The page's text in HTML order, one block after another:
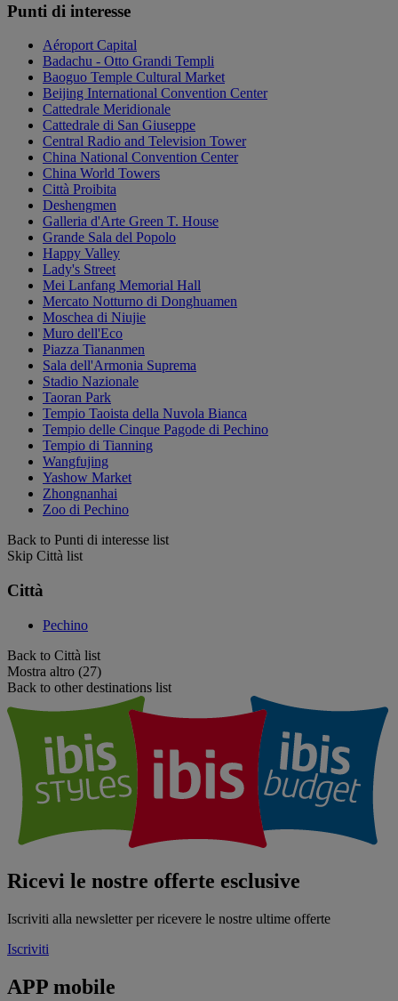
Punti di interesse
Aéroport Capital
Badachu - Otto Grandi Templi
Baoguo Temple Cultural Market
Beijing International Convention Center
Cattedrale Meridionale
Cattedrale di San Giuseppe
Central Radio and Television Tower
China National Convention Center
China World Towers
Città Proibita
Deshengmen
Galleria d'Arte Green T. House
Grande Sala del Popolo
Happy Valley
Lady's Street
Mei Lanfang Memorial Hall
Mercato Notturno di Donghuamen
Moschea di Niujie
Muro dell'Eco
Piazza Tiananmen
Sala dell'Armonia Suprema
Stadio Nazionale
Taoran Park
Tempio Taoista della Nuvola Bianca
Tempio delle Cinque Pagode di Pechino
Tempio di Tianning
Wangfujing
Yashow Market
Zhongnanhai
Zoo di Pechino
Back to Punti di interesse list
Skip Città list
Città
Pechino
Back to Città list
Mostra altro (27)
Back to other destinations list
Ricevi le nostre offerte esclusive
Iscriviti alla newsletter per ricevere le nostre ultime offerte
Iscriviti
APP mobile